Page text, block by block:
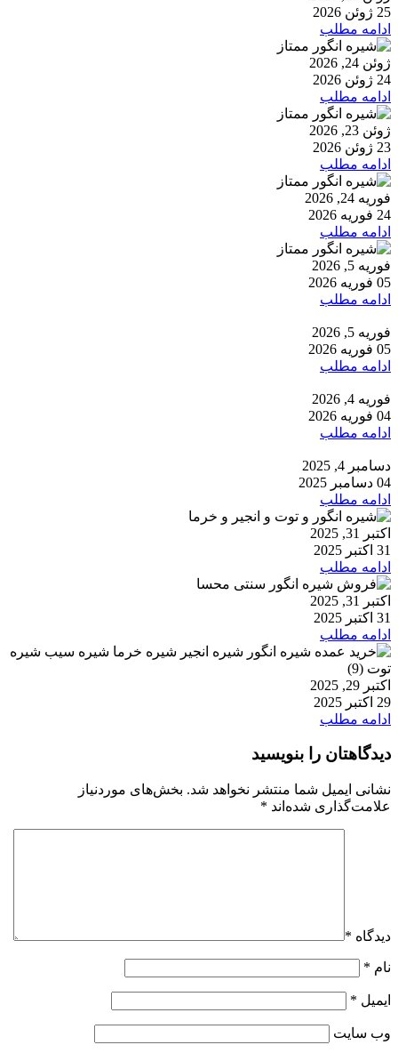
25 ژوئن 2026
ادامه مطلب
ژوئن 24, 2026
24 ژوئن 2026
ادامه مطلب
ژوئن 23, 2026
23 ژوئن 2026
ادامه مطلب
فوریه 24, 2026
24 فوریه 2026
ادامه مطلب
فوریه 5, 2026
05 فوریه 2026
ادامه مطلب
فوریه 5, 2026
05 فوریه 2026
ادامه مطلب
فوریه 4, 2026
04 فوریه 2026
ادامه مطلب
دسامبر 4, 2025
04 دسامبر 2025
ادامه مطلب
اکتبر 31, 2025
31 اکتبر 2025
ادامه مطلب
اکتبر 31, 2025
31 اکتبر 2025
ادامه مطلب
اکتبر 29, 2025
29 اکتبر 2025
ادامه مطلب
دیدگاهتان را بنویسید
نشانی ایمیل شما منتشر نخواهد شد. بخش‌های موردنیاز
علامت‌گذاری شده‌اند *
دیدگاه *
نام *
ایمیل *
وب‌ سایت